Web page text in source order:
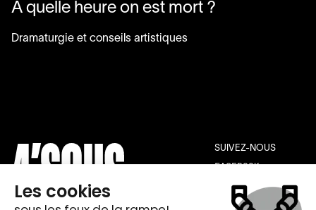
À quelle heure on est mort ?
Dramaturgie et conseils artistiques
SUIVEZ-NOUS
FACEBOOK
YOUTUBE